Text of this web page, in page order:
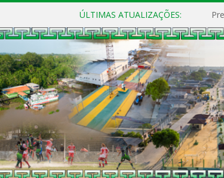
ÚLTIMAS ATUALIZAÇÕES: